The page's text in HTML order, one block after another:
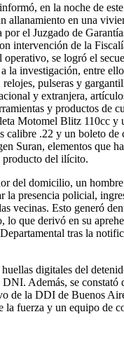
en la noche de
allanamiento en una
por el Juzgado de
intervención de la
se logró el
la investigación, entre
relojes, pulseras y
y extranjera,
y productos de
Motomel Blitz 110cc y
calibre .22 y un boleto de
Suran, elementos que
del ilícito.
del domicilio, un
la presencia policial,
vecinas. Esto generó
lo que derivó en su
tras la
huellas digitales del
DNI. Además, se constató
de la DDI de Buenos
la fuerza y un equipo de